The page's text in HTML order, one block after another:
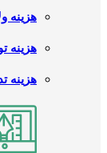
هزینه
هزینه
هزینه